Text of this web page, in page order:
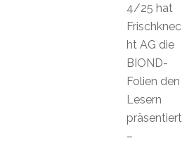
4/25 hat
Frischknec
ht AG die
BIOND-
Folien den
Lesern
präsentiert
–